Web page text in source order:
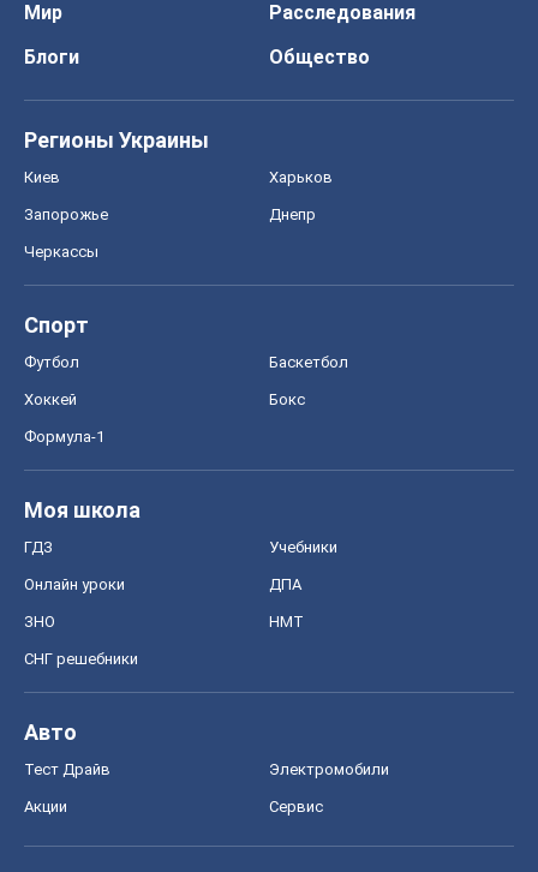
Мир
Расследования
Блоги
Общество
Регионы Украины
Киев Харьков
Запорожье Днепр
Черкассы
Спорт
Футбол Баскетбол
Хоккей Бокс
Формула-1
Моя школа
ГДЗ Учебники
Онлайн уроки ДПА
ЗНО НМТ
СНГ решебники
Авто
Тест Драйв Электромобили
Акции Сервис